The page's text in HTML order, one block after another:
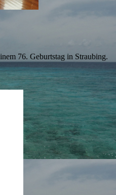
76. Geburtstag in Straubing.